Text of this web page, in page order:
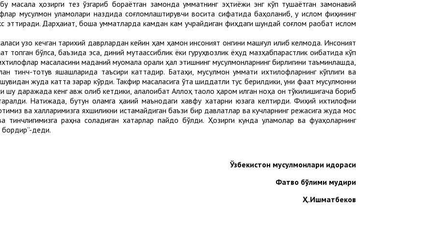
масала ҳозирги тез ўзгариб бораётган замонда умматнинг эҳтиёжи энг кўп тушаётган замонавий
мусулмон уламолари наздида соғломлаштирувчи восита сифатида баҳоланиб, у ислом фиқҳининг
Дарҳақиқат, бошқа умматларда камдан кам учрайдиган фиқҳдаги шундай соғлом рақобат ислом
узоқ кечган тарихий даврлардан кейин ҳам ҳамон инсоният онгини машғул қилиб келмоқда. Инсоният
бўлса, баъзида эса, диний мутаассиблик ёки гуруҳвозлик ёҳуд мазҳабпарастлик оқибатида кўп
масаласини маданий муомала орқали ҳал этишнинг мусулмонларнинг бирлигини таъминлашда,
тинч-тотув яшашларида таъсири каттадир. Батаҳқиқ, мусулмон уммати ихтилофларнинг кўплиги ва
жуда катта зарар кўрди. Такфир масаласига ўта шиддатли тус берилдики, уни фақат мусулмонни
даражада кенг авж олиб кетдики, алалоқибат Аллоҳ таоло ҳаром қилган ноҳақ қон тўкилишигача бориб
Натижада, бутун оламга ҳақиқий маънодаги хавфу хатарни юзага келтирди. Фиқҳий ихтилофни
ва халқларимизга яхшиликни истамайдиган баъзи бир давлатлар ва кучларнинг режасига жуда мос
тинчлигимизга раҳна соладиган хатарлар пайдо бўлди. Ҳозирги кунда уламолар ва фуқаҳоларнинг
бордир”-деди.
Ўзбекистон мусулмонлари идораси
Фатво бўлими мудири
Ҳ.Ишматбеков